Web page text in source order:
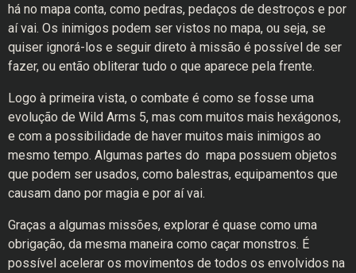
há no mapa conta, como pedras, pedaços de destroços e por
aí vai. Os inimigos podem ser vistos no mapa, ou seja, se
quiser ignorá-los e seguir direto à missão é possível de ser
fazer, ou então obliterar tudo o que aparece pela frente.
Logo à primeira vista, o combate é como se fosse uma
evolução de Wild Arms 5, mas com muitos mais hexágonos,
e com a possibilidade de haver muitos mais inimigos ao
mesmo tempo. Algumas partes do mapa possuem objetos
que podem ser usados, como balestras, equipamentos que
causam dano por magia e por aí vai.
Graças a algumas missões, explorar é quase como uma
obrigação, da mesma maneira como caçar monstros. É
possível acelerar os movimentos de todos os envolvidos na